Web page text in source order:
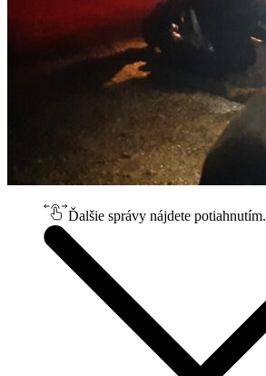
Ďalšie správy nájdete potiahnutím.